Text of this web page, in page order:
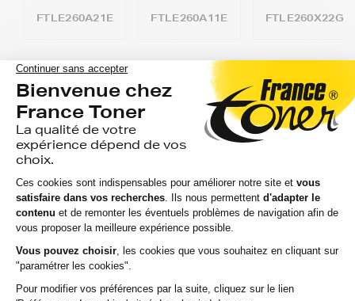
FTLE260A21E FTLE260A11E FTLE260X22G
Vous êtes à un clic de vos toners pour
lexmark e au prix le plus bas.
FranceToner vous propose plus de 300 000 références de
toners dont les produits de votre imprimante lexmark e.
la même depuis plus de 20 ans : le meilleur rapport qualité
prix sur l'ensemble des références lexmark e.
Vous aurez la possibilité de choisir entre 3
niveaux de gamme pour vos toners lexmark
e :